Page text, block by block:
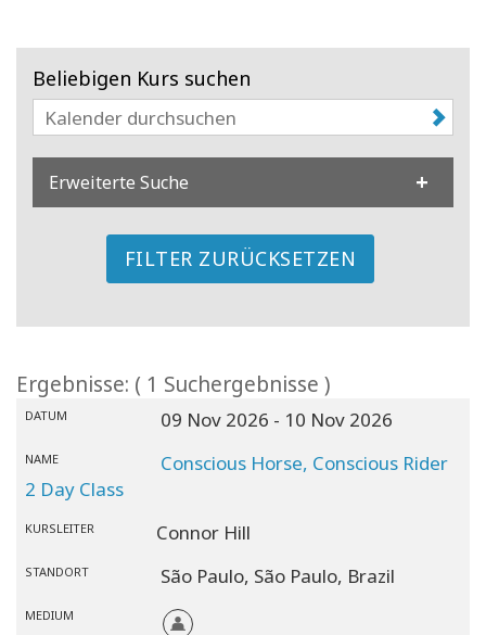
Beliebigen Kurs suchen
Erweiterte Suche
FILTER ZURÜCKSETZEN
Ergebnisse: ( 1 Suchergebnisse )
DATUM 09 Nov 2026 - 10 Nov 2026
NAME
Conscious Horse, Conscious Rider
2 Day Class
KURSLEITER Connor Hill
STANDORT São Paulo, São Paulo, Brazil
MEDIUM